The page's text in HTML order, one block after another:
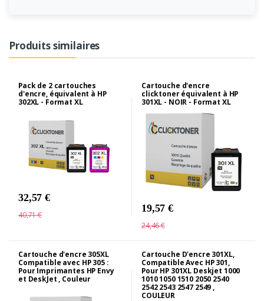
Produits similaires
Pack de 2 cartouches
d'encre, équivalent à HP
302XL - Format XL
32,57 €
40,71 €
Cartouche d'encre
clicktoner équivalent à HP
301XL - NOIR - Format XL
19,57 €
24,46 €
Cartouche d'encre 305XL
Compatible avec HP 305 :
Pour Imprimantes HP Envy
et DeskJet , Couleur
Cartouche D'encre 301XL,
Compatible Avec HP 301,
Pour HP 301XL Deskjet 1000
1010 1050 1510 2050 2540
2542 2543 2547 2549 ,
COULEUR